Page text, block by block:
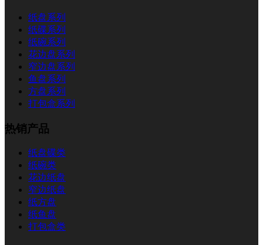
纸盘系列
纸碟系列
纸碗系列
花边盘系列
窄边盘系列
鱼盘系列
方盘系列
打包盒系列
热销产品
纸盘碟类
纸碗类
花边纸盘
窄边纸盘
纸方盘
纸鱼盘
打包盒类